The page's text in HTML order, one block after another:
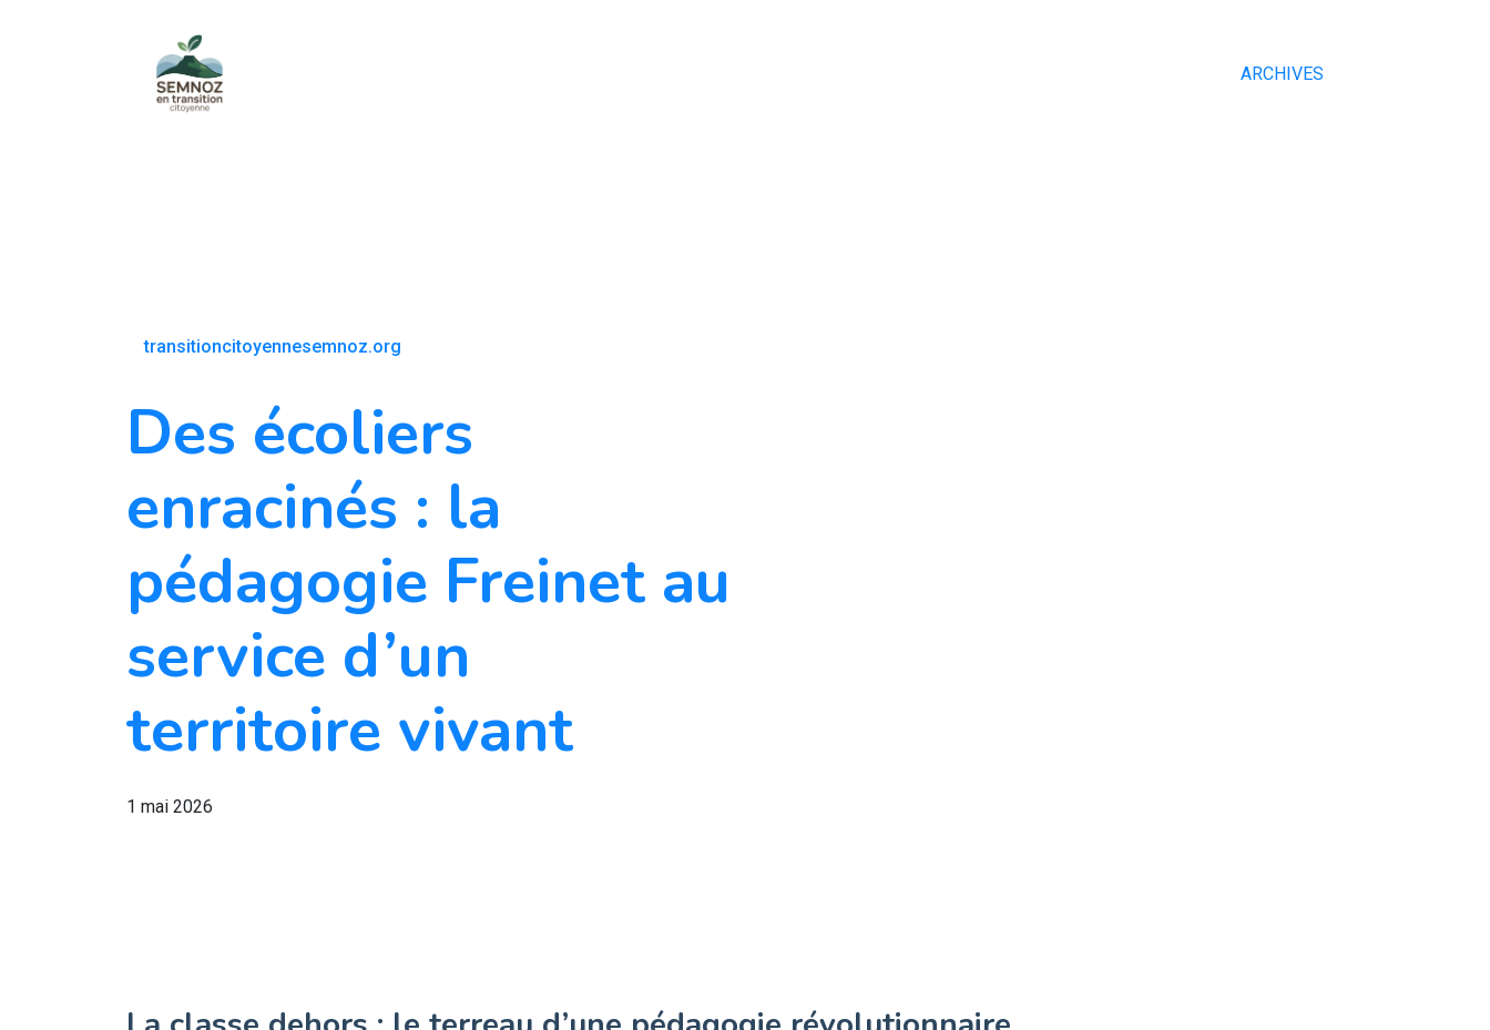
ARCHIVES
transitioncitoyennesemnoz.org
Des écoliers
enracinés : la
pédagogie Freinet au
service d’un
territoire vivant
1 mai 2026